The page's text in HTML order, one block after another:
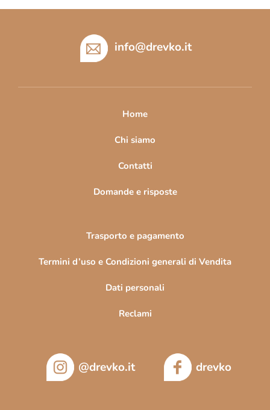
info@drevko.it
Home
Chi siamo
Contatti
Domande e risposte
Trasporto e pagamento
Termini d’uso e Condizioni generali di Vendita
Dati personali
Reclami
@drevko.it drevko